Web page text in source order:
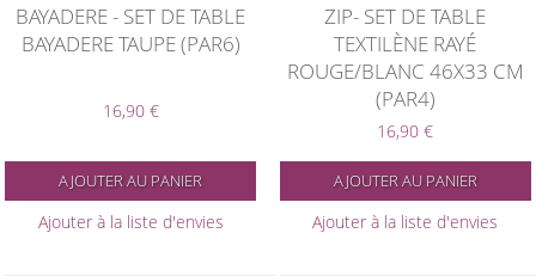
BAYADERE - SET DE TABLE
BAYADERE TAUPE (PAR6)
16,90 €
AJOUTER AU PANIER
Ajouter à la liste d'envies
ZIP- SET DE TABLE
TEXTILÈNE RAYÉ
ROUGE/BLANC 46X33 CM
(PAR4)
16,90 €
AJOUTER AU PANIER
Ajouter à la liste d'envies